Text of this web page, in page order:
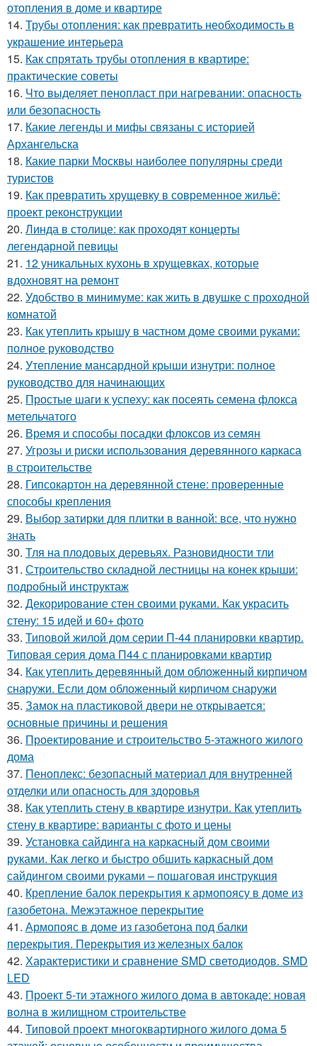
отопления в доме и квартире
14. Трубы отопления: как превратить необходимость в
украшение интерьера
15. Как спрятать трубы отопления в квартире:
практические советы
16. Что выделяет пенопласт при нагревании: опасность
или безопасность
17. Какие легенды и мифы связаны с историей
Архангельска
18. Какие парки Москвы наиболее популярны среди
туристов
19. Как превратить хрущевку в современное жильё:
проект реконструкции
20. Линда в столице: как проходят концерты
легендарной певицы
21. 12 уникальных кухонь в хрущевках, которые
вдохновят на ремонт
22. Удобство в минимуме: как жить в двушке с проходной
комнатой
23. Как утеплить крышу в частном доме своими руками:
полное руководство
24. Утепление мансардной крыши изнутри: полное
руководство для начинающих
25. Простые шаги к успеху: как посеять семена флокса
метельчатого
26. Время и способы посадки флоксов из семян
27. Угрозы и риски использования деревянного каркаса
в строительстве
28. Гипсокартон на деревянной стене: проверенные
способы крепления
29. Выбор затирки для плитки в ванной: все, что нужно
знать
30. Тля на плодовых деревьях. Разновидности тли
31. Строительство складной лестницы на конек крыши:
подробный инструктаж
32. Декорирование стен своими руками. Как украсить
стену: 15 идей и 60+ фото
33. Типовой жилой дом серии П-44 планировки квартир.
Типовая серия дома П44 с планировками квартир
34. Как утеплить деревянный дом обложенный кирпичом
снаружи. Если дом обложенный кирпичом снаружи
35. Замок на пластиковой двери не открывается:
основные причины и решения
36. Проектирование и строительство 5-этажного жилого
дома
37. Пеноплекс: безопасный материал для внутренней
отделки или опасность для здоровья
38. Как утеплить стену в квартире изнутри. Как утеплить
стену в квартире: варианты с фото и цены
39. Установка сайдинга на каркасный дом своими
руками. Как легко и быстро обшить каркасный дом
сайдингом своими руками – пошаговая инструкция
40. Крепление балок перекрытия к армопоясу в доме из
газобетона. Межэтажное перекрытие
41. Армопояс в доме из газобетона под балки
перекрытия. Перекрытия из железных балок
42. Характеристики и сравнение SMD светодиодов. SMD
LED
43. Проект 5-ти этажного жилого дома в автокаде: новая
волна в жилищном строительстве
44. Типовой проект многоквартирного жилого дома 5